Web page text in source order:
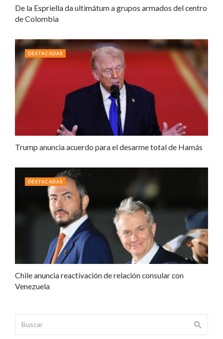
De la Espriella da ultimátum a grupos armados del centro
de Colombia
Trump anuncia acuerdo para el desarme total de Hamás
DESTACADAS
Chile anuncia reactivación de relación consular con
Venezuela
DESTACADAS